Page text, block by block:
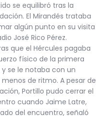
se equilibró tras la
El Mirandés trataba
algún punto en su visita
José Rico Pérez.
que el Hércules pagaba
físico de la primera
se le notaba con un
de ritmo. A pesar de
Portillo pudo cerrar el
cuando Jaime Latre,
del encuentro, señaló